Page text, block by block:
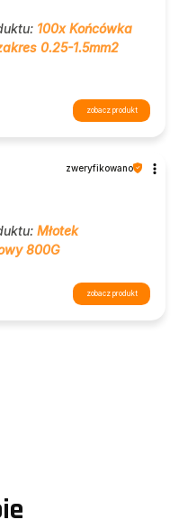
100x Końcówka
0.25-1.5mm2
zobacz produkt
zweryfikowano
Młotek
800G
zobacz produkt